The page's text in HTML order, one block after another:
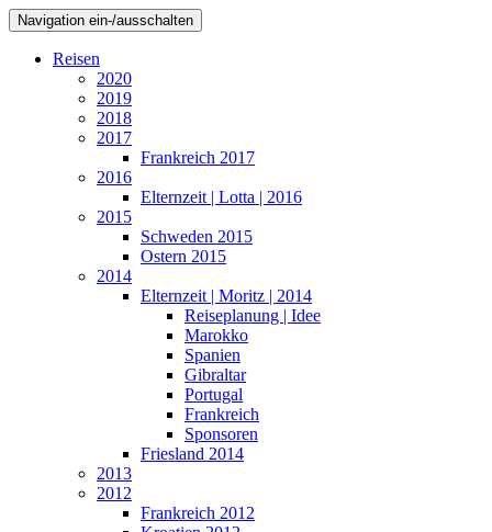
Navigation ein-/ausschalten
Reisen
2020
2019
2018
2017
Frankreich 2017
2016
Elternzeit | Lotta | 2016
2015
Schweden 2015
Ostern 2015
2014
Elternzeit | Moritz | 2014
Reiseplanung | Idee
Marokko
Spanien
Gibraltar
Portugal
Frankreich
Sponsoren
Friesland 2014
2013
2012
Frankreich 2012